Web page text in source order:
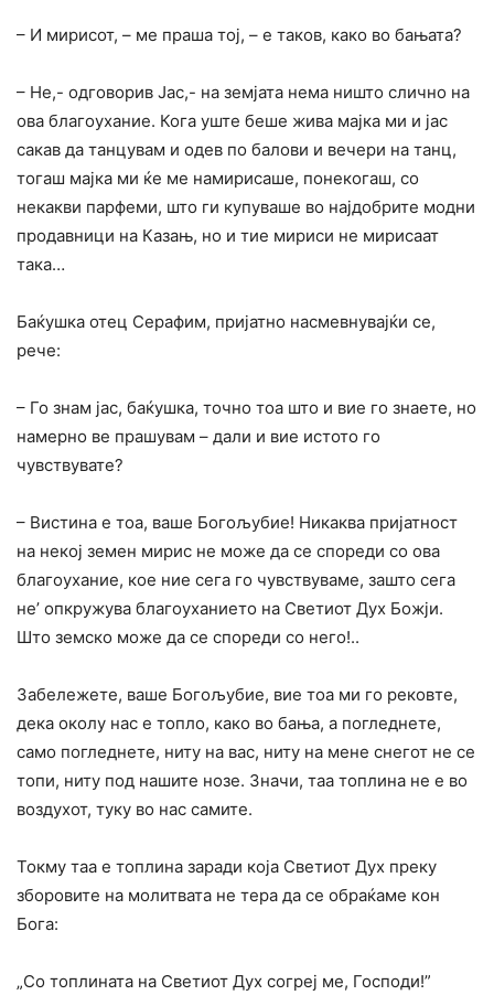
– И мирисот, – ме праша тој, – е таков, како во бањата?
– He,- одговорив Јас,- на земјата нема ништо слично на
ова благоухание. Кога уште беше жива мајка ми и јас
сакав да танцувам и одев по балови и вечери на танц,
тогаш мајка ми ќе ме намирисаше, понекогаш, co
некакви парфеми, што ги купуваше во најдобрите модни
продавници на Казањ, но и тие мириси не мирисаат
така…
Баќушка отец Серафим, пријатно насмевнувајќи се,
рече:
– Го знам јас, баќушка, точно тоа што и вие го знаете, но
намерно ве прашувам – дали и вие истото го
чувствувате?
– Вистина е тоа, ваше Богољубие! Никаква пријатност
на некој земен мирис не може да се спореди co ова
благоухание, кое ние сега го чувствуваме, зашто сега
не’ опкружува благоуханието на Светиот Дух Божји.
Што земско може да се спореди co него!..
Забележете, ваше Богољубие, вие тоа ми го рековте,
дека околу нас е топло, како во бања, а погледнете,
само погледнете, ниту на вас, ниту на мене снегот не се
топи, ниту под нашите нозе. Значи, таа топлина не е во
воздухот, туку во нас самите.
Токму таа е топлина заради која Светиот Дух преку
зборовите на молитвата не тера да се обраќаме кон
Бога:
„Co топлината на Светиот Дух согреј ме, Господи!”